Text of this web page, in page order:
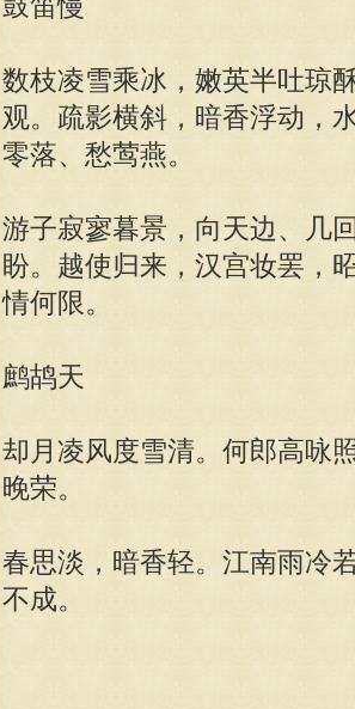
鼓笛慢
数枝凌雪乘冰，嫩英半吐琼
观。疏影横斜，暗香浮动，
零落、愁莺燕。
游子寂寥暮景，向天边、几
盼。越使归来，汉宫妆罢，
情何限。
鹧鸪天
却月凌风度雪清。何郎高咏
晚荣。
春思淡，暗香轻。江南雨冷
不成。